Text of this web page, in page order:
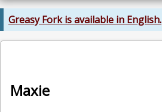
Greasy Fork is available in English.
Maxie